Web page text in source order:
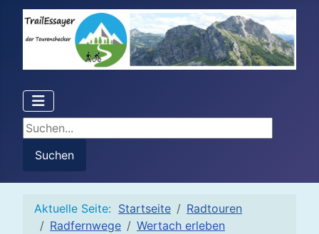
Suchen...
Suchen
Aktuelle Seite: Startseite
Radtouren
Radfernwege
Wertach erleben